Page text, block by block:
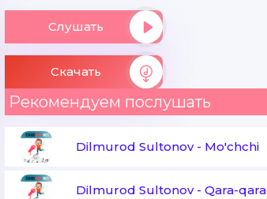
Слушать
Скачать
Рекомендуем послушать
Dilmurod Sultonov- Mo'chchi
Dilmurod Sultonov- Qara-qara